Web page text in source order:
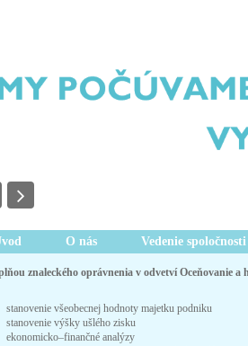
O nás Vedenie spoločnosti
znaleckého oprávnenia v odvetví Oceňovanie
stanovenie všeobecnej hodnoty majetku podniku
stanovenie výšky ušlého zisku
ekonomicko–finančné analýzy